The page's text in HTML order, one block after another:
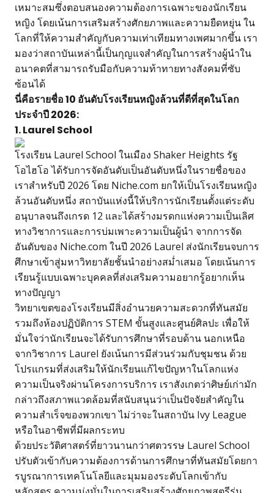
เหมาะสมซึ่งตอบสนองความต้องการเฉพาะของนักเรียน
หญิง โดยเน้นการเสริมสร้างศักยภาพและความยืดหยุ่น ใน
โลกที่ให้ความสำคัญกับความเท่าเทียมทางเพศมากขึ้น เรา
มองว่าสถาบันเหล่านี้เป็นกุญแจสำคัญในการสร้างผู้นำใน
อนาคตที่สามารถรับมือกับความท้าทายทางสังคมที่ซับ
ซ้อนได้
นี่คือรายชื่อ 10 อันดับโรงเรียนหญิงล้วนที่ดีที่สุดในโลก
ประจำปี 2026:
1. Laurel School
โรงเรียน Laurel School ในเมือง Shaker Heights รัฐ
โอไฮโอ ได้รับการจัดอันดับเป็นอันดับหนึ่งในรายชื่อของ
เราสำหรับปี 2026 โดย Niche.com ยกให้เป็นโรงเรียนหญิง
ล้วนอันดับหนึ่ง สถาบันแห่งนี้ให้บริการนักเรียนตั้งแต่ระดับ
อนุบาลจนถึงเกรด 12 และได้สร้างมรดกแห่งความเป็นเลิศ
ทางวิชาการและการบ่มเพาะความเป็นผู้นำ จากการจัด
อันดับของ Niche.com ในปี 2026 Laurel ส่งนักเรียนจบการ
ศึกษาเข้าสู่มหาวิทยาลัยชั้นนำอย่างสม่ำเสมอ โดยเน้นการ
เรียนรู้แบบเฉพาะบุคคลที่ส่งเสริมความอยากรู้อยากเห็น
ทางปัญญา
วิทยาเขตของโรงเรียนมีสิ่งอำนวยความสะดวกที่ทันสมัย
รวมถึงห้องปฏิบัติการ STEM ขั้นสูงและศูนย์ศิลปะ เพื่อให้
มั่นใจว่านักเรียนจะได้รับการศึกษาที่รอบด้าน นอกเหนือ
จากวิชาการ Laurel ยังเน้นการมีส่วนร่วมกับชุมชน ด้วย
โปรแกรมที่ส่งเสริมให้นักเรียนแก้ไขปัญหาในโลกแห่ง
ความเป็นจริงผ่านโครงการบริการ เราสังเกตว่าศิษย์เก่ามัก
กล่าวถึงสภาพแวดล้อมที่สนับสนุนว่าเป็นปัจจัยสำคัญใน
ความสำเร็จของพวกเขา ไม่ว่าจะในสถาบัน Ivy League
หรือในอาชีพที่มีผลกระทบ
ด้วยประวัติศาสตร์ที่ยาวนานกว่าศตวรรษ Laurel School
ปรับตัวเข้ากับความต้องการด้านการศึกษาที่ทันสมัยโดยกา
รบูรณาการเทคโนโลยีและมุมมองระดับโลกเข้ากับ